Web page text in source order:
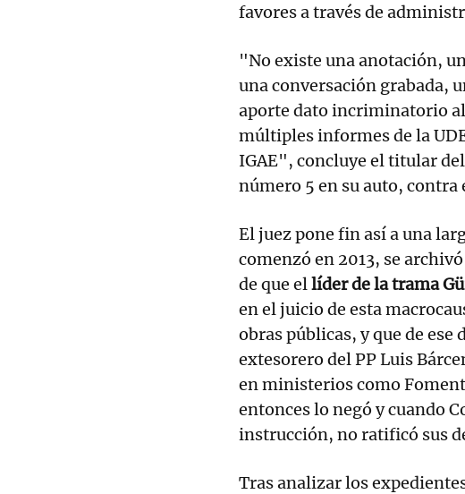
favores a través de
"No existe una anotación,
una conversación grabada,
aporte dato incriminatorio
múltiples informes de la
IGAE", concluye el titular
número 5 en su auto, contra
El juez pone fin así a una
comenzó en 2013, se
de que ellíder de la trama
en el juicio de esta
obras públicas, y que de ese
extesorero del PP Luis
en ministerios como
entonces lo negó y cuando
instrucción, no ratificó sus
Tras analizar los